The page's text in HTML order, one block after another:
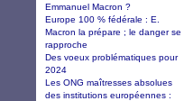
Emmanuel Macron ?
Europe 100 % fédérale : E.
Macron la prépare ; le danger se
rapproche
Des voeux problématiques pour
2024
Les ONG maîtresses absolues
des institutions européennes :